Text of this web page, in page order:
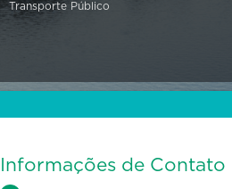
Transporte Público
Informações de Contato